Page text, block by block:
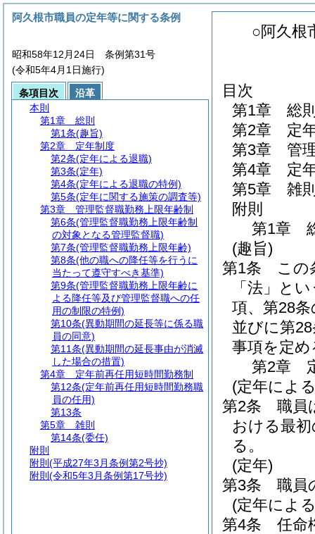
○阿久根
目次
第1章
総
第2章
定
第3章
管
第4章
定
第5章
雑
附則
第1章
(趣旨)
第1条
この
「法」と
項、第28
並びに第
事項を定
第2章
(定年によ
第2条
職員
おける最
る。
(定年)
第3条
職員
(定年によ
第4条
任命
阿久根市職員の定年等に関する条例
昭和58年12月24日 条例第31号
(令和5年4月1日施行)
条項目次
沿革
本則
第1章
総則
第1条(趣旨)
第2章
定年制度
第2条(定年による退職)
第3条(定年)
第4条(定年による退職の特例)
第5条(定年に関する施策の調査等)
第3章
管理監督職勤務上限年齢制
第6条(管理監督職勤務上限年齢制
の対象となる管理監督職)
第7条(管理監督職勤務上限年齢)
第8条(他の職への降任等を行うに
当たって遵守すべき基準)
第9条(管理監督職勤務上限年齢に
よる降任等及び管理監督職への任
用の制限の特例)
第10条(異動期間の延長等に係る職
員の同意)
第11条(異動期間の延長事由が消滅
した場合の措置)
第4章
定年前再任用短時間勤務制
第12条(定年前再任用短時間勤務職
員の任用)
第13条
第5章
雑則
第14条(委任)
附則
附則 (平成27年3月条例第2号抄)
附則 (令和5年3月条例第17号抄)